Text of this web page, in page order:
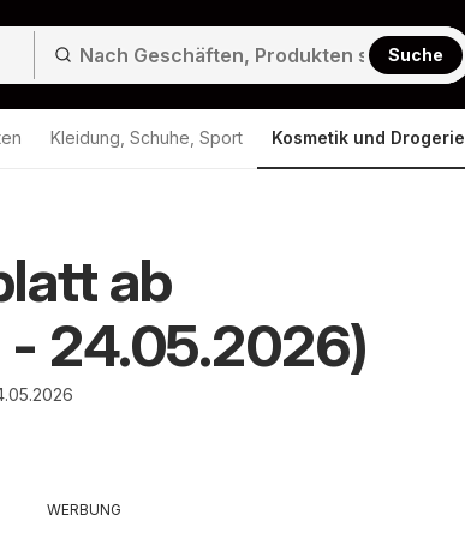
Suche
Kleidung, Schuhe, Sport Kosmetik und Drogerie
ab
- 24.05.2026)
WERBUNG